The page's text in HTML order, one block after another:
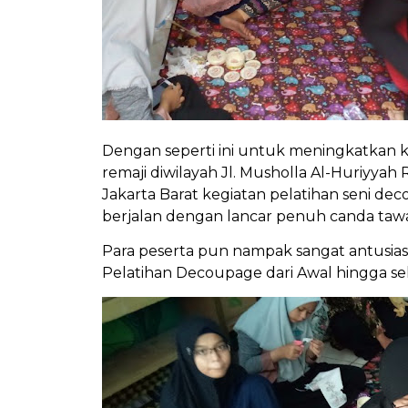
Dengan seperti ini untuk meningkatkan
remaji diwilayah Jl. Musholla Al-Huriyyah
Jakarta Barat kegiatan pelatihan seni
berjalan dengan lancar penuh canda
Para peserta pun nampak sangat
Pelatihan Decoupage dari Awal hingga